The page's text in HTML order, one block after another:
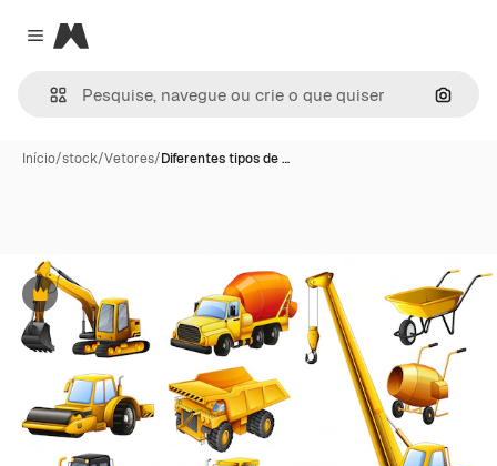
Close menu
Magnific
Início/stock/Vetores/Diferentes tipos de …
Premium